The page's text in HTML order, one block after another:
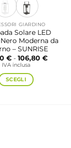
GIARDINO
Solare LED
Moderna da
– SUNRISE
€ - 106,80 €Fascia
IVA inclusa
SCEGLI